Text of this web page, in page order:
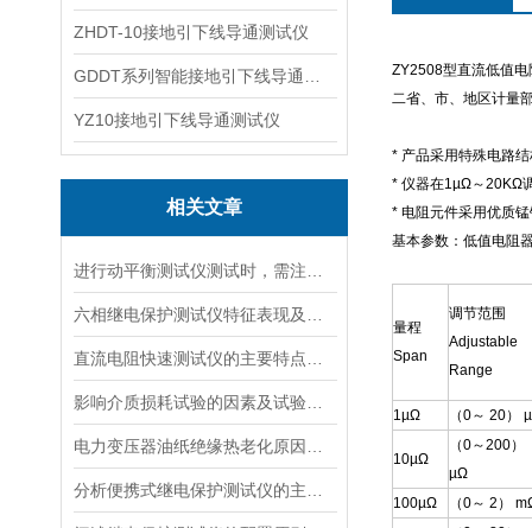
ZHDT-10接地引下线导通测试仪
YZ10接地引下线导通测试仪
相关文章
ZY2508型直流低值
二省、市、地区计量
* 产品采用特殊电路
* 仪器在1µΩ～20KΩ
* 电阻元件采用优质
基本参数：低值电阻
量程
Span
调节范围
Adjustable
Range
1µΩ （0～ 20） µ
10µΩ
（0～200）
µΩ
100µΩ （0～ 2） m